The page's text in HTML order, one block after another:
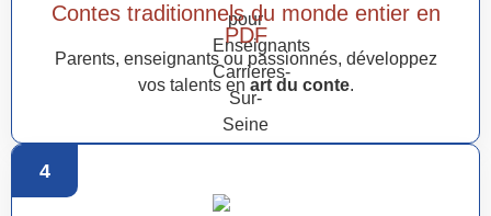
Contes traditionnels du monde entier en
PDF
Parents, enseignants ou passionnés, développez
vos talents en art du conte.
4